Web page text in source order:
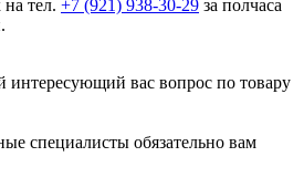
тел. +7 (921) 938-30-29 за полчаса
интересующий вас вопрос по товару
специалисты обязательно вам